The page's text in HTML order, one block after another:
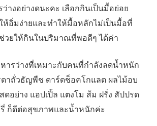
างอย่างดนะคะ เลือกกินเป็นมื้อย่อย
ห้อิ่มง่ายและทำให้มื้อหลักไม่เป็นมื้อที่
ยให้กินในปริมาณที่พอดีๆ ได้ค่า
ารว่างที่เหมาะกับคนที่กำลังลดน้ำหนัก
ดาถั่วธัญพืช ดาร์ดช็อคโกแลต ผลไม้อบ
ดอย่าง แอปเปิ้ล แตงโม ส้ม ฝรั่ง สัปปรด
รี่ ก็ดีต่อสุขภาพและน้ำหนักค่ะ